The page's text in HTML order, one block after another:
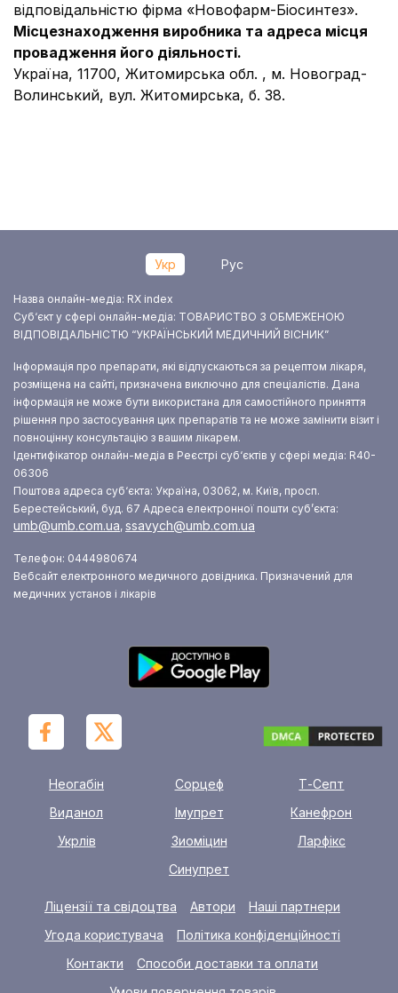
відповідальністю фірма «Новофарм-Біосинтез».
Місцезнаходження виробника та адреса місця
провадження його діяльності.
Україна, 11700, Житомирська обл. , м. Новоград-
Волинський, вул. Житомирська, б. 38.
Укр Рус
Назва онлайн-медіа: RX index
Суб‘єкт у сфері онлайн-медіа: ТОВАРИСТВО З ОБМЕЖЕНОЮ
ВІДПОВІДАЛЬНІСТЮ “УКРАЇНСЬКИЙ МЕДИЧНИЙ ВІСНИК”
Інформація про препарати, які відпускаються за рецептом лікаря,
розміщена на сайті, призначена виключно для спеціалістів. Дана
інформація не може бути використана для самостійного приняття
рішення про застосування цих препаратів та не може замінити візит і
повноцінну консультацію з вашим лікарем.
Ідентифікатор онлайн-медіа в Реєстрі суб‘єктів у сфері медіа: R40-
06306
Поштова адреса суб‘єкта: Україна, 03062, м. Київ, просп.
Берестейський, буд. 67 Адреса електронної пошти суб’єкта:
umb@umb.com.ua, ssavych@umb.com.ua
Телефон: 0444980674
Вебсайт електронного медичного довідника. Призначений для
медичних установ і лікарів
Неогабін Сорцеф
Т-Септ
Виданол
Імупрет
Канефрон
Укрлів
Зиоміцин
Ларфікс
Синупрет
Ліцензії та свідоцтва Автори
Наші партнери
Угода користувача
Політика конфіденційності
Контакти
Способи доставки та оплати